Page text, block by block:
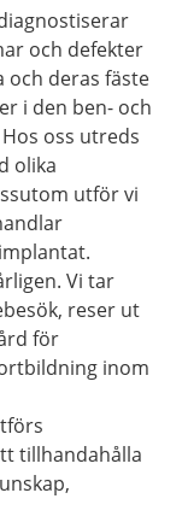
och defekter
och deras fäste
i den ben- och
oss utreds
olika
utför vi
Vi tar
reser ut
för
inom
tillhandahålla